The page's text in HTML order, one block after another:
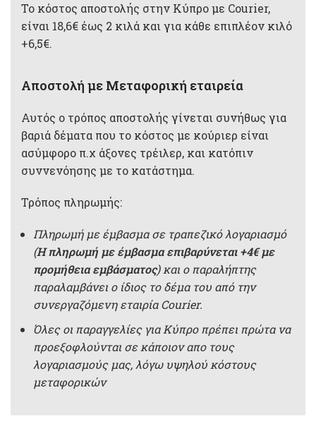
Το κόστος αποστολής στην Κύπρο με Courier,
είναι 18,6€ έως 2 κιλά και για κάθε επιπλέον κιλό
+6,5€.
Αποστολή με Μεταφορική εταιρεία
Αυτός ο τρόπος αποστολής γίνεται συνήθως για
βαριά δέματα που το κόστος με κούριερ είναι
ασύμφορο π.χ άξονες τρέιλερ, και κατόπιν
συννενόησης με το κατάστημα.
Τρόπος πληρωμής:
Πληρωμή με έμβασμα σε τραπεζικό λογαριασμό
(Η πληρωμή με έμβασμα επιβαρύνεται +4€ με
προμήθεια εμβάσματος) και ο παραλήπτης
παραλαμβάνει ο ίδιος το δέμα του από την
συνεργαζόμενη εταιρία Courier.
Όλες οι παραγγελίες για Κύπρο πρέπει πρώτα να
προεξοφλούνται σε κάποιον απο τους
λογαριασμούς μας, λόγω υψηλού κόστους
μεταφορικών